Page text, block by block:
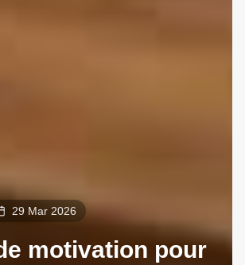
29 Mar 2026
motivation pour